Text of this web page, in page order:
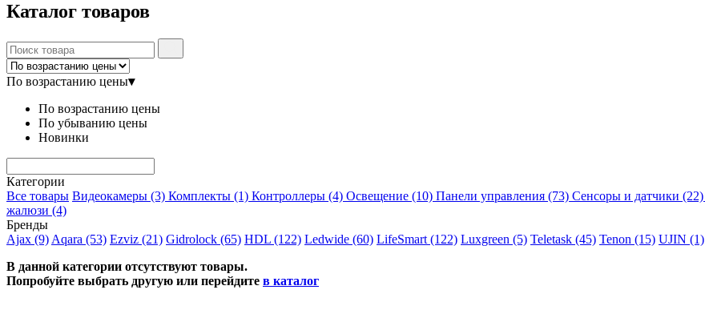
Каталог товаров
По возрастанию цены▾
По возрастанию цены
По убыванию цены
Новинки
Категории
Все товары Видеокамеры (3) Комплекты (1) Контроллеры (4) Освещение (10) Панели управления (73) Сенсоры и датчики (22)
жалюзи (4)
Бренды
Ajax (9) Aqara (53) Ezviz (21) Gidrolock (65) HDL (122) Ledwide (60) LifeSmart (122) Luxgreen (5) Teletask (45) Tenon (15) UJIN (1)
В данной категории отсутствуют товары.
Попробуйте выбрать другую или перейдите в каталог